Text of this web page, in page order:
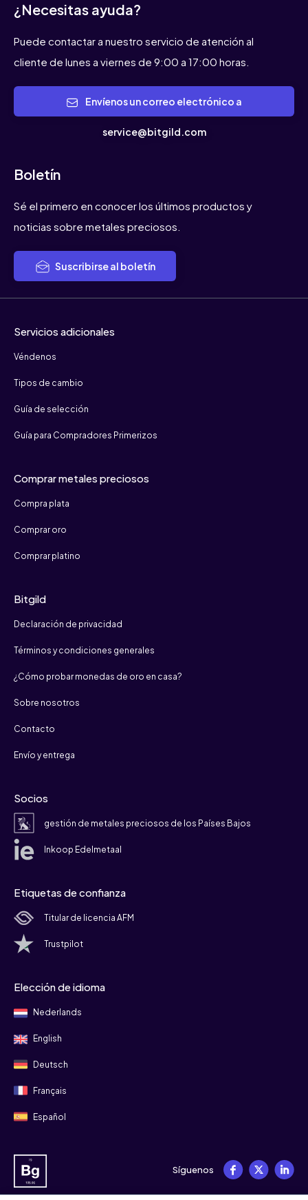
¿Necesitas ayuda?
Puede contactar a nuestro servicio de atención al
cliente de lunes a viernes de 9:00 a 17:00 horas.
service@bitgild.com
Boletín
Sé el primero en conocer los últimos productos y
noticias sobre metales preciosos.
Suscribirse al boletín
Servicios adicionales
Véndenos
Tipos de cambio
Guía de selección
Guía para Compradores Primerizos
Comprar metales preciosos
Compra plata
Comprar oro
Comprar platino
Bitgild
Declaración de privacidad
Términos y condiciones generales
¿Cómo probar monedas de oro en casa?
Sobre nosotros
Contacto
Envío y entrega
Socios
gestión de metales preciosos de los Países Bajos
Inkoop Edelmetaal
Etiquetas de confianza
Titular de licencia AFM
Trustpilot
Elección de idioma
Nederlands
English
Deutsch
Français
Español
Síguenos